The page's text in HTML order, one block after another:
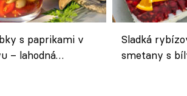
s paprikami v
– lahodná
Sladká
smetany s